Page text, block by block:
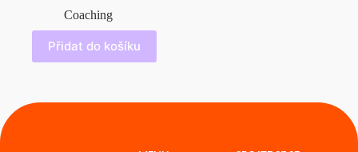
Coaching
Přidat do košíku